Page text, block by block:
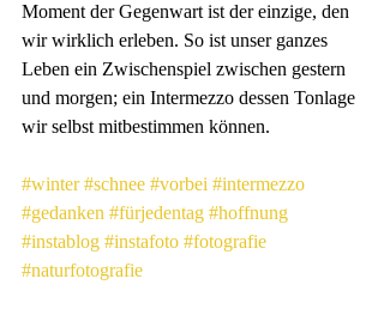
Moment der Gegenwart ist der einzige, den
wir wirklich erleben. So ist unser ganzes
Leben ein Zwischenspiel zwischen gestern
und morgen; ein Intermezzo dessen Tonlage
wir selbst mitbestimmen können.
#winter #schnee #vorbei #intermezzo
#gedanken #fürjedentag #hoffnung
#instablog #instafoto #fotografie
#naturfotografie